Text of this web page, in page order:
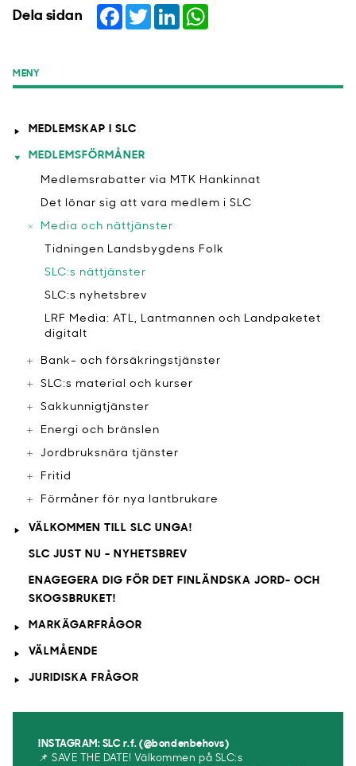
Dela sidan Facebook
TwitterLinkedIn
MENY
MEDLEMSKAP I SLC
MEDLEMSFÖRMÅNER
Medlemsrabatter via MTK Hankinnat
​Det lönar sig att vara medlem i SLC
Media och nättjänster
​Tidningen Landsbygdens Folk
SLC:s nättjänster
SLC:s nyhetsbrev
LRF Media: ATL, Lantmannen och Landpaketet
digitalt
Bank- och försäkringstjänster
SLC:s material och kurser
Sakkunnigtjänster
Energi och bränslen
Jordbruksnära tjänster
Fritid
Förmåner för nya lantbrukare
VÄLKOMMEN TILL SLC UNGA!
SLC JUST NU - NYHETSBREV
ENAGEGERA DIG FÖR DET FINLÄNDSKA JORD- OCH
SKOGSBRUKET!
MARKÄGARFRÅGOR
VÄLMÅENDE
JURIDISKA FRÅGOR
INSTAGRAM: SLC r.f. (@bondenbehovs)
📌 SAVE THE DATE! Välkommen på SLC:s